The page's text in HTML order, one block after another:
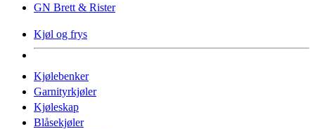
GN Brett & Rister
Kjøl og frys
Kjølebenker
Garnityrkjøler
Kjøleskap
Blåsekjøler